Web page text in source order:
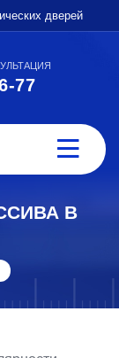
дверей
77
В